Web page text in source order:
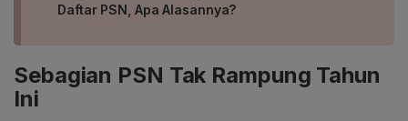
Daftar PSN, Apa Alasannya?
Sebagian PSN Tak Rampung Tahun
Ini